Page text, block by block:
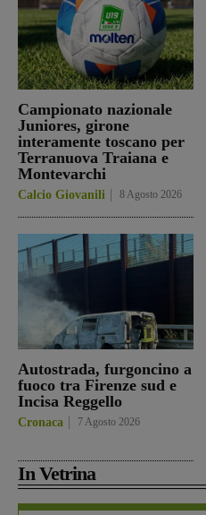
Campionato nazionale
Juniores, girone
interamente toscano per
Terranuova Traiana e
Montevarchi
Calcio Giovanili 8 Agosto 2026
Autostrada, furgoncino a
fuoco tra Firenze sud e
Incisa Reggello
Cronaca 7 Agosto 2026
In Vetrina